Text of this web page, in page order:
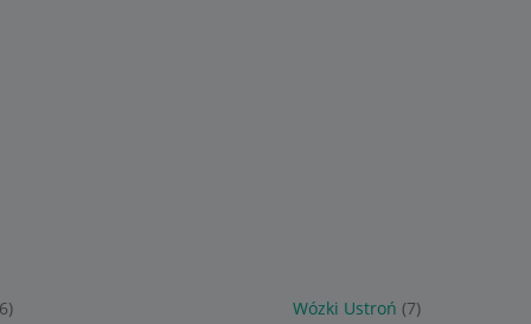
Wózki Ustroń (7)